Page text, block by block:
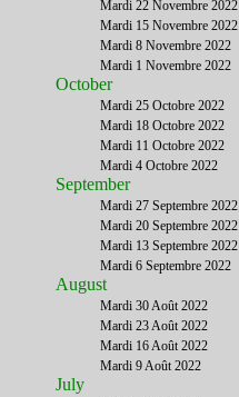
Mardi 22 Novembre 2022
Mardi 15 Novembre 2022
Mardi 8 Novembre 2022
Mardi 1 Novembre 2022
October
Mardi 25 Octobre 2022
Mardi 18 Octobre 2022
Mardi 11 Octobre 2022
Mardi 4 Octobre 2022
September
Mardi 27 Septembre 2022
Mardi 20 Septembre 2022
Mardi 13 Septembre 2022
Mardi 6 Septembre 2022
August
Mardi 30 Août 2022
Mardi 23 Août 2022
Mardi 16 Août 2022
Mardi 9 Août 2022
July